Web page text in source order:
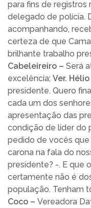
para fins de registros
delegado de polícia.
acompanhando,
certeza de que
brilhante trabalho
Cabeleireiro – Será
excelência; Ver.
presidente. Quero
cada um dos
apresentação das
condição de líder do
pedido de vocês
carona na fala do
presidente? -. E que
certamente não é
população. Tenham
Coco – Vereadora